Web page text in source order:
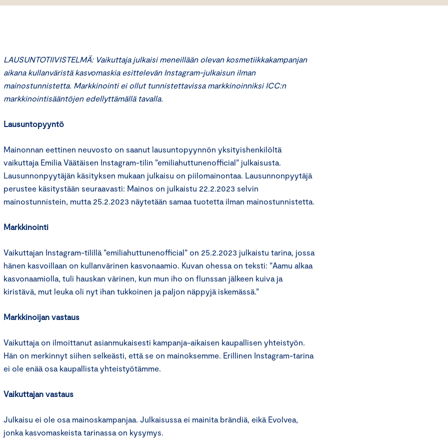
LAUSUNTOTIIVISTELMÄ: Vaikuttaja julkaisi meneillään olevan kosmetiikkakampanjan
aikana kullanväristä kasvomaskia esittelevän Instagram-julkaisun ilman
mainostunnistetta. Markkinointi ei ollut tunnistettavissa markkinoinniksi ICC:n
markkinointisääntöjen edellyttämällä tavalla.
Lausuntopyyntö
Mainonnan eettinen neuvosto on saanut lausuntopyynnön yksityishenkilöltä
vaikuttaja Emilia Väätäisen Instagram-tilin ”emiliahuttunenofficial” julkaisusta.
Lausunnonpyytäjän käsityksen mukaan julkaisu on piilomainontaa. Lausunnonpyytäjä
perustee käsitystään seuraavasti: Mainos on julkaistu 22.2.2023 selvin
mainostunnistein, mutta 25.2.2023 näytetään samaa tuotetta ilman mainostunnistetta.
Markkinointi
Vaikuttajan Instagram-tilillä ”emiliahuttunenofficial” on 25.2.2023 julkaistu tarina, jossa
hänen kasvoillaan on kullanvärinen kasvonaamio. Kuvan ohessa on teksti: ”Aamu alkaa
kasvonaamiolla, tuli hauskan värinen, kun mun iho on flunssan jälkeen kuiva ja
kiristävä, mut leuka oli nyt ihan tukkoinen ja paljon näppyjä iskemässä.”
Markkinoijan vastaus
Vaikuttaja on ilmoittanut asianmukaisesti kampanja-aikaisen kaupallisen yhteistyön.
Hän on merkinnyt siihen selkeästi, että se on mainoksemme. Erillinen Instagram-tarina
ei ole enää osa kaupallista yhteistyötämme.
Vaikuttajan vastaus
Julkaisu ei ole osa mainoskampanjaa. Julkaisussa ei mainita brändiä, eikä Evolvea,
jonka kasvomaskeista tarinassa on kysymys.